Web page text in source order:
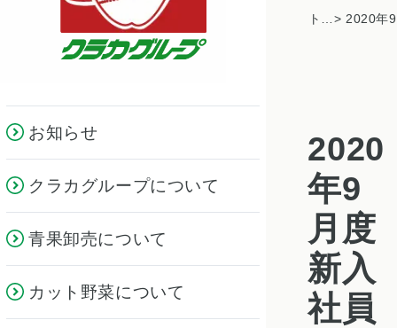
お知らせ
クラカグループについて
青果卸売について
カット野菜について
トピックス一覧
2020
年9
月度
新入
社員